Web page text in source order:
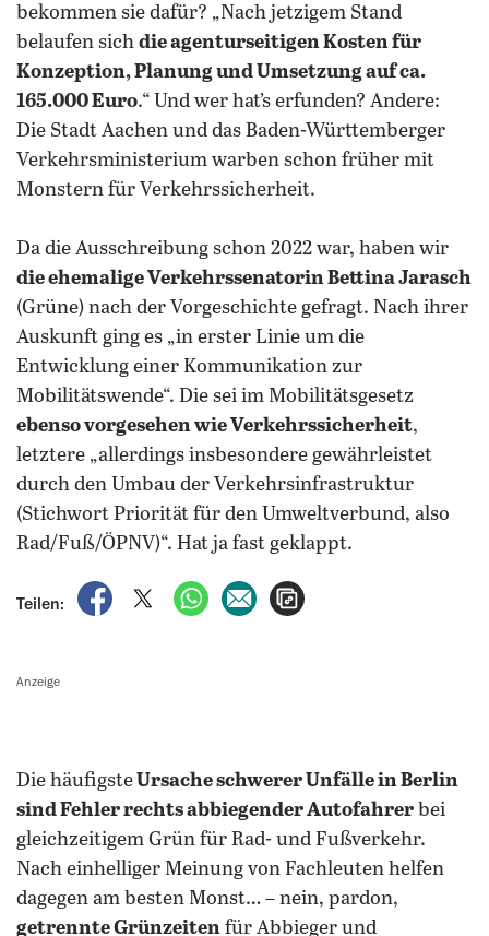
bekommen sie dafür? „Nach jetzigem Stand
belaufen sich die agenturseitigen Kosten für
Konzeption, Planung und Umsetzung auf ca.
165.000 Euro.“ Und wer hat’s erfunden? Andere:
Die Stadt Aachen und das Baden-Württemberger
Verkehrsministerium warben schon früher mit
Monstern für Verkehrssicherheit.
Da die Ausschreibung schon 2022 war, haben wir
die ehemalige Verkehrssenatorin Bettina Jarasch
(Grüne) nach der Vorgeschichte gefragt. Nach ihrer
Auskunft ging es „in erster Linie um die
Entwicklung einer Kommunikation zur
Mobilitätswende“. Die sei im Mobilitätsgesetz
ebenso vorgesehen wie Verkehrssicherheit,
letztere „allerdings insbesondere gewährleistet
durch den Umbau der Verkehrsinfrastruktur
(Stichwort Priorität für den Umweltverbund, also
Rad/Fuß/ÖPNV)“. Hat ja fast geklappt.
Teilen:
auf Facebook teilen
auf X teilenper WhatsApp teilen
per E-Mail teilen
Anzeige
Die häufigsteUrsache schwerer Unfälle in Berlin
sind Fehler rechts abbiegender Autofahrer bei
gleichzeitigem Grün für Rad- und Fußverkehr.
Nach einhelliger Meinung von Fachleuten helfen
dagegen am besten Monst… – nein, pardon,
getrennte Grünzeiten für Abbieger und